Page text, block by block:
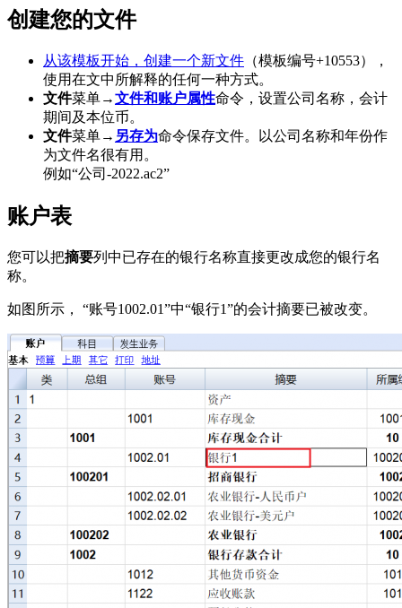
创建您的文件
从该模板开始，创建一个新文件 （模板编号+10553），
使用在文中所解释的任何一种方式。
文件菜单→文件和账户属性命令，设置公司名称，会计
期间及本位币。
文件菜单→ 另存为命令保存文件。以公司名称和年份作
为文件名很有用。
例如“公司-2022.ac2”
账户表
您可以把摘要列中已存在的银行名称直接更改成您的银行名
称。
如图所示， “账号1002.01”中“银行1”的会计摘要已被改变。